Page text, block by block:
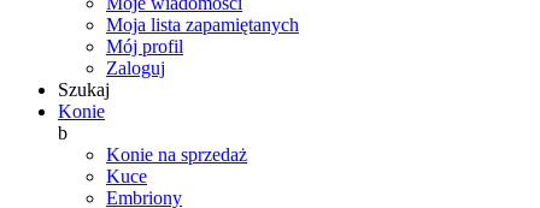
Moja lista zapamiętanych
Mój profil
Zaloguj
Szukaj
Konie
b
Konie na sprzedaż
Kuce
Embriony